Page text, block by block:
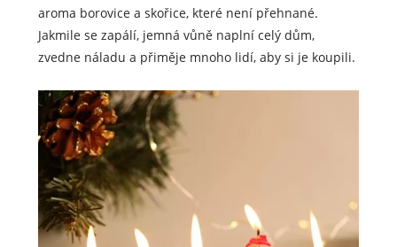
aroma borovice a skořice, které není přehnané.
Jakmile se zapálí, jemná vůně naplní celý dům,
zvedne náladu a přiměje mnoho lidí, aby si je koupili.